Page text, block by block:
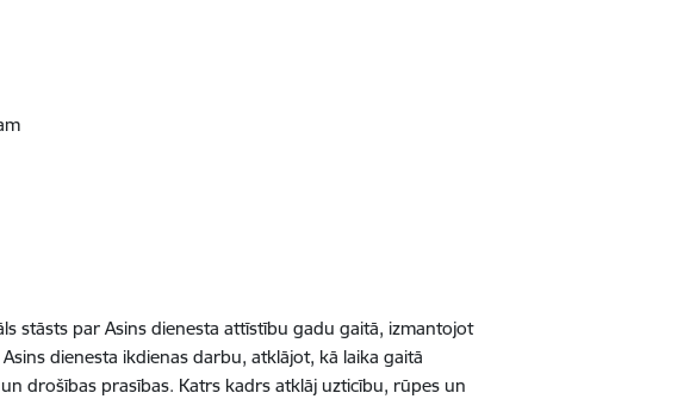
stāsts par Asins dienesta attīstību gadu gaitā, izmantojot
dienesta ikdienas darbu, atklājot, kā laika gaitā
drošības prasības. Katrs kadrs atklāj uzticību, rūpes un